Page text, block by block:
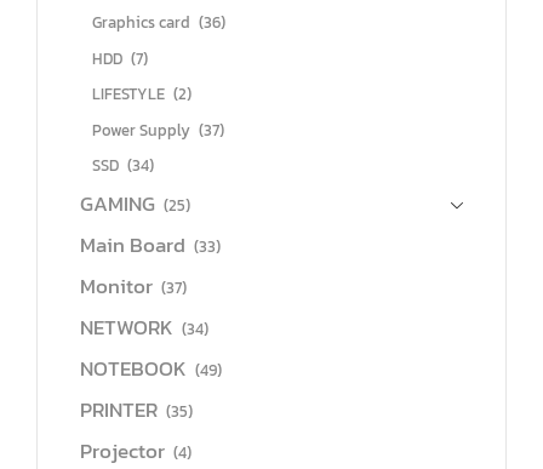
Graphics card (36)
HDD (7)
LIFESTYLE (2)
Power Supply (37)
SSD (34)
GAMING (25)
Main Board (33)
Monitor (37)
NETWORK (34)
NOTEBOOK (49)
PRINTER (35)
Projector (4)